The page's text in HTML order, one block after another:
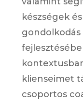
készségek
gondolkodás
klienseimet
csoportos